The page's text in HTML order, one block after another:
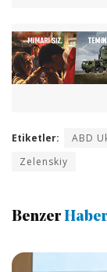
Etiketler: ABD
Zelenskiy
Benzer